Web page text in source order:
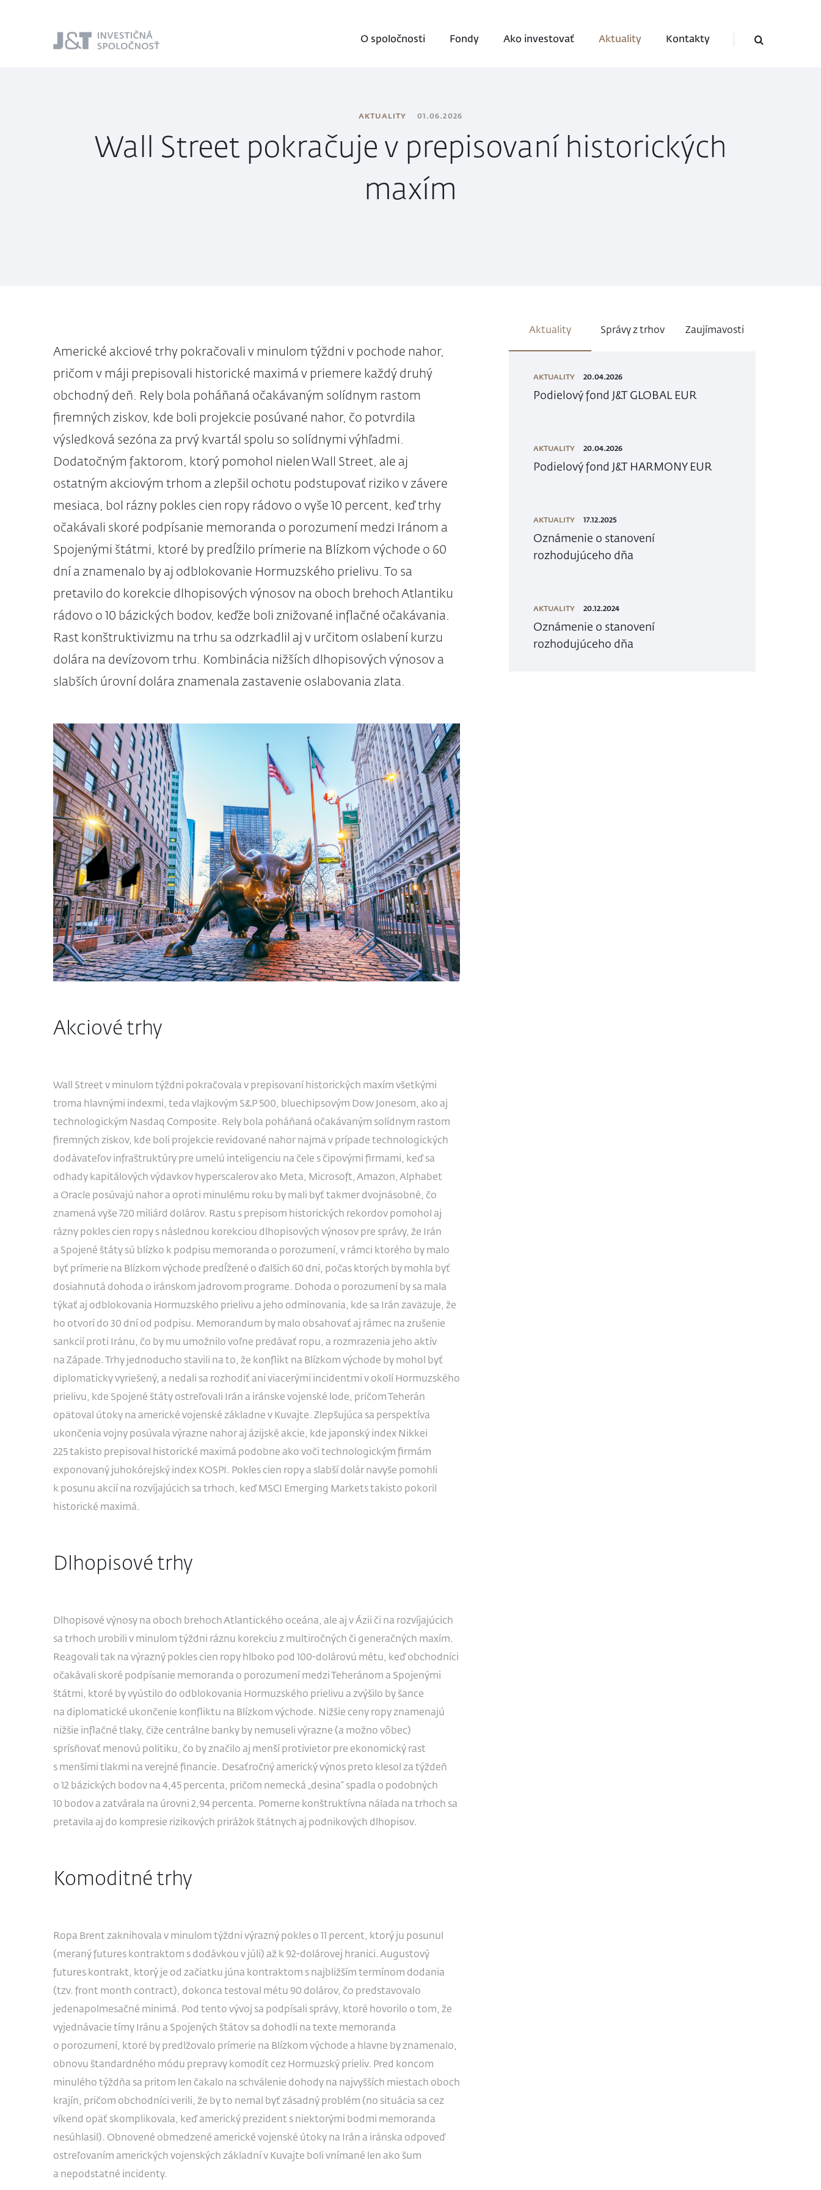
J&T Investičná
spoločnosť
O spoločnosti Fondy Ako investovať Aktuality Kontakty
AKTUALITY 01.06.2026
Wall Street pokračuje v prepisovaní historických
maxím
Americké akciové trhy pokračovali v minulom týždni v pochode nahor,
pričom v máji prepisovali historické maximá v priemere každý druhý
obchodný deň. Rely bola poháňaná očakávaným solídnym rastom
firemných ziskov, kde boli projekcie posúvané nahor, čo potvrdila
výsledková sezóna za prvý kvartál spolu so solídnymi výhľadmi.
Dodatočným faktorom, ktorý pomohol nielen Wall Street, ale aj
ostatným akciovým trhom a zlepšil ochotu podstupovať riziko v závere
mesiaca, bol rázny pokles cien ropy rádovo o vyše 10 percent, keď trhy
očakávali skoré podpísanie memoranda o porozumení medzi Iránom a
Spojenými štátmi, ktoré by predĺžilo prímerie na Blízkom východe o 60
dní a znamenalo by aj odblokovanie Hormuzského prielivu. To sa
pretavilo do korekcie dlhopisových výnosov na oboch brehoch Atlantiku
rádovo o 10 bázických bodov, keďže boli znižované inflačné očakávania.
Rast konštruktivizmu na trhu sa odzrkadlil aj v určitom oslabení kurzu
dolára na devízovom trhu. Kombinácia nižších dlhopisových výnosov a
slabších úrovní dolára znamenala zastavenie oslabovania zlata.
Akciové trhy
Wall Street v minulom týždni pokračovala v prepisovaní historických maxím všetkými
troma hlavnými indexmi, teda vlajkovým S&P 500, bluechipsovým Dow Jonesom, ako aj
technologickým Nasdaq Composite. Rely bola poháňaná očakávaným solídnym rastom
firemných ziskov, kde boli projekcie revidované nahor najmä v prípade technologických
dodávateľov infraštruktúry pre umelú inteligenciu na čele s čipovými firmami, keď sa
odhady kapitálových výdavkov hyperscalerov ako Meta, Microsoft, Amazon, Alphabet
a Oracle posúvajú nahor a oproti minulému roku by mali byť takmer dvojnásobné, čo
znamená vyše 720 miliárd dolárov. Rastu s prepisom historických rekordov pomohol aj
rázny pokles cien ropy s následnou korekciou dlhopisových výnosov pre správy, že Irán
a Spojené štáty sú blízko k podpisu memoranda o porozumení, v rámci ktorého by malo
byť prímerie na Blízkom východe predĺžené o ďalších 60 dní, počas ktorých by mohla byť
dosiahnutá dohoda o iránskom jadrovom programe. Dohoda o porozumení by sa mala
týkať aj odblokovania Hormuzského prielivu a jeho odmínovania, kde sa Irán zaväzuje, že
ho otvorí do 30 dní od podpisu. Memorandum by malo obsahovať aj rámec na zrušenie
sankcií proti Iránu, čo by mu umožnilo voľne predávať ropu, a rozmrazenia jeho aktív
na Západe. Trhy jednoducho stavili na to, že konflikt na Blízkom východe by mohol byť
diplomaticky vyriešený, a nedali sa rozhodiť ani viacerými incidentmi v okolí Hormuzského
prielivu, kde Spojené štáty ostreľovali Irán a iránske vojenské lode, pričom Teherán
opätoval útoky na americké vojenské základne v Kuvajte. Zlepšujúca sa perspektíva
ukončenia vojny posúvala výrazne nahor aj ázijské akcie, kde japonský index Nikkei
225 takisto prepisoval historické maximá podobne ako voči technologickým firmám
exponovaný juhokórejský index KOSPI. Pokles cien ropy a slabší dolár navyše pomohli
k posunu akcií na rozvíjajúcich sa trhoch, keď MSCI Emerging Markets takisto pokoril
historické maximá.
Dlhopisové trhy
Dlhopisové výnosy na oboch brehoch Atlantického oceána, ale aj v Ázii či na rozvíjajúcich
sa trhoch urobili v minulom týždni ráznu korekciu z multiročných či generačných maxím.
Reagovali tak na výrazný pokles cien ropy hlboko pod 100-dolárovú métu, keď obchodníci
očakávali skoré podpísanie memoranda o porozumení medzi Teheránom a Spojenými
štátmi, ktoré by vyústilo do odblokovania Hormuzského prielivu a zvýšilo by šance
na diplomatické ukončenie konfliktu na Blízkom východe. Nižšie ceny ropy znamenajú
nižšie inflačné tlaky, čiže centrálne banky by nemuseli výrazne (a možno vôbec)
sprísňovať menovú politiku, čo by značilo aj menší protivietor pre ekonomický rast
s menšími tlakmi na verejné financie. Desaťročný americký výnos preto klesol za týždeň
o 12 bázických bodov na 4,45 percenta, pričom nemecká „desina“ spadla o podobných
10 bodov a zatvárala na úrovni 2,94 percenta. Pomerne konštruktívna nálada na trhoch sa
pretavila aj do kompresie rizikových prirážok štátnych aj podnikových dlhopisov.
Komoditné trhy
Ropa Brent zaknihovala v minulom týždni výrazný pokles o 11 percent, ktorý ju posunul
(meraný futures kontraktom s dodávkou v júli) až k 92-dolárovej hranici. Augustový
futures kontrakt, ktorý je od začiatku júna kontraktom s najbližším termínom dodania
(tzv. front month contract), dokonca testoval métu 90 dolárov, čo predstavovalo
jedenapolmesačné minimá. Pod tento vývoj sa podpísali správy, ktoré hovorilo o tom, že
vyjednávacie tímy Iránu a Spojených štátov sa dohodli na texte memoranda
o porozumení, ktoré by predlžovalo prímerie na Blízkom východe a hlavne by znamenalo,
obnovu štandardného módu prepravy komodít cez Hormuzský prieliv. Pred koncom
minulého týždňa sa pritom len čakalo na schválenie dohody na najvyšších miestach oboch
krajín, pričom obchodníci verili, že by to nemal byť zásadný problém (no situácia sa cez
víkend opäť skomplikovala, keď americký prezident s niektorými bodmi memoranda
nesúhlasil). Obnovené obmedzené americké vojenské útoky na Irán a iránska odpoveď
ostreľovaním amerických vojenských základní v Kuvajte boli vnímané len ako šum
a nepodstatné incidenty.
Aktuality Správy z trhov Zaujímavosti
AKTUALITY 20.04.2026
Podielový fond J&T GLOBAL EUR
AKTUALITY 20.04.2026
Podielový fond J&T HARMONY EUR
AKTUALITY 17.12.2025
Oznámenie o stanovení
rozhodujúceho dňa
AKTUALITY 20.12.2024
Oznámenie o stanovení
rozhodujúceho dňa